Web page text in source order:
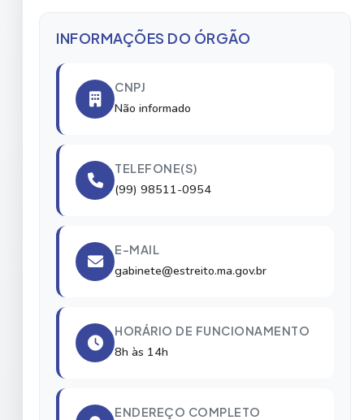
INFORMAÇÕES DO ÓRGÃO
CNPJ
Não informado
TELEFONE(S)
(99) 98511-0954
E-MAIL
gabinete@estreito.ma.gov.br
HORÁRIO DE FUNCIONAMENTO
8h às 14h
ENDEREÇO COMPLETO